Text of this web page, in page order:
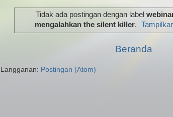
ENAGIC COMPENSATION PLAN MENUS
Tidak ada postingan dengan label
mengalahkan the silent killer.
Beranda
Langganan: Postingan (Atom)